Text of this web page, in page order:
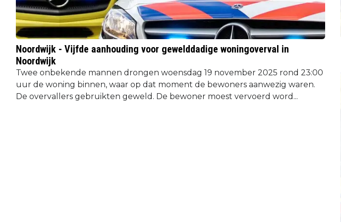
Noordwijk - Vijfde aanhouding voor gewelddadige woningoverval in
Noordwijk
Twee onbekende mannen drongen woensdag 19 november 2025 rond 23:00
uur de woning binnen, waar op dat moment de bewoners aanwezig waren.
De overvallers gebruikten geweld. De bewoner moest vervoerd word...